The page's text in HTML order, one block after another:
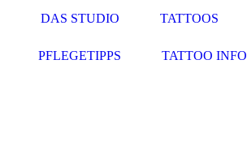
DAS STUDIO TATTOOS
PFLEGETIPPS TATTOO INFO